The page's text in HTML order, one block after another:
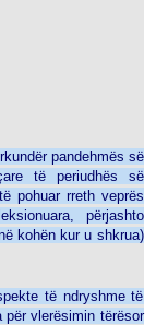
pandehmës së
të periudhës së
pohuar rreth veprës
përjashto
kohën kur u shkrua)
të ndryshme të
vlerësimin tërësor